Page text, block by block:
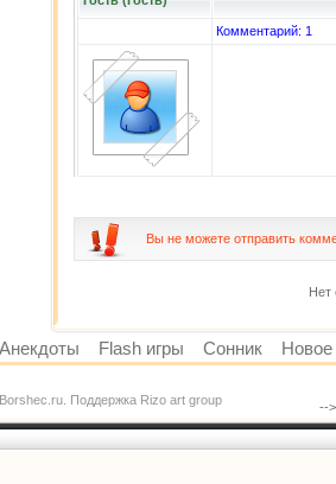
Комментарий: 1
Вы не можете отправить
Нет
Анекдоты Flash игры Сонник Новое
Поддержка Rizo art group --